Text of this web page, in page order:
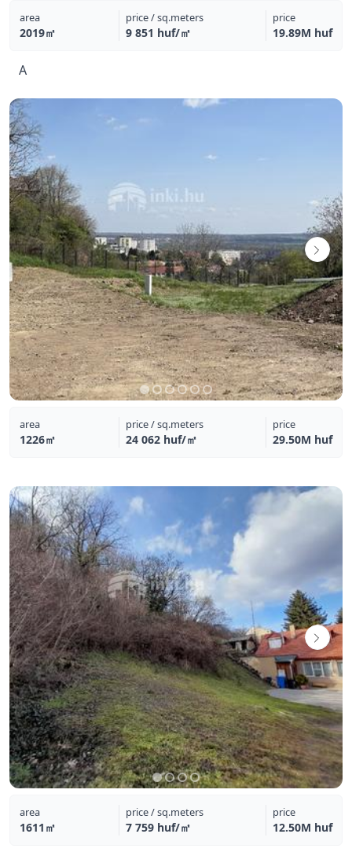
area
2019㎡
price / sq.meters
9 851 huf/㎡
price
19.89M huf
A
area
1226㎡
price / sq.meters
24 062 huf/㎡
price
29.50M huf
area
1611㎡
price / sq.meters
7 759 huf/㎡
price
12.50M huf